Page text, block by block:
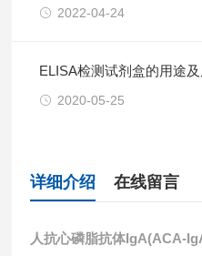
2022-04-24
ELISA检测试剂盒的用途
2020-05-25
详细介绍 在线留言
人抗心磷脂抗体IgA(ACA-